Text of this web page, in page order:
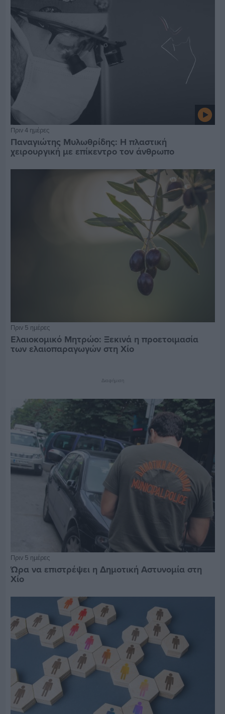
Πριν 4 ημέρες
Παναγιώτης Μυλωθρίδης: Η πλαστική
χειρουργική με επίκεντρο τον άνθρωπο
Πριν 5 ημέρες
Ελαιοκομικό Μητρώο: Ξεκινά η προετοιμασία
των ελαιοπαραγωγών στη Χίο
Διαφήμιση
Πριν 5 ημέρες
Ώρα να επιστρέψει η Δημοτική Αστυνομία στη
Χίο